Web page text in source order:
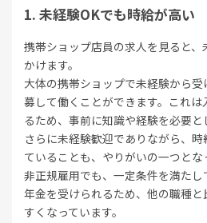
未経験OKでも時給が高い
携帯ショップ店員の求人を見ると
かけます。
大体の携帯ショップで未経験から
募して働くことができます。これ
るため、事前に知識や経験を必要と
さらに未経験歓迎でありながら、
ていることも、やりがいの一つとな
非正規雇用でも、一定条件を満た
年金を受けられるため、他の職種
すくなっています。